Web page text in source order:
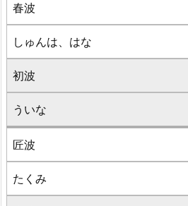
春波
しゅんは、はな
初波
ういな
匠波
たくみ